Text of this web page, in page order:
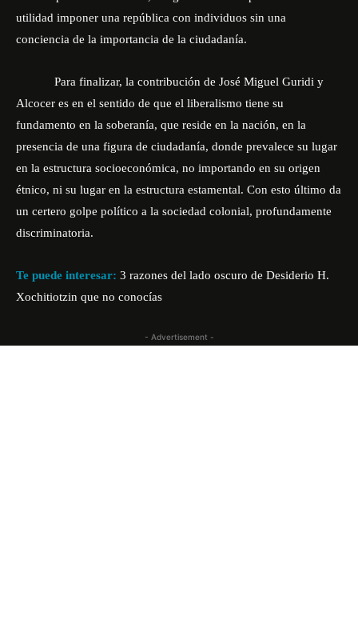
utilidad imponer una república con individuos sin una
conciencia de la importancia de la ciudadanía.
Para finalizar, la contribución de José Miguel Guridi y
Alcocer es en el sentido de que el liberalismo tiene su
fundamento en la soberanía, que reside en la nación, en la
presencia de una figura de ciudadanía, donde prevalece su lugar
en la estructura socioeconómica, no importando en su origen
étnico, ni su lugar en la estructura estamental. Con esto último da
un certero golpe político a la sociedad colonial, profundamente
discriminatoria.
Te puede interesar: 3 razones del lado oscuro de Desiderio H.
Xochitiotzin que no conocías
- Advertisement -